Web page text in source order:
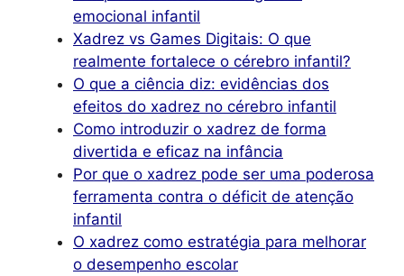
emocional infantil
Xadrez vs Games Digitais: O que
realmente fortalece o cérebro infantil?
O que a ciência diz: evidências dos
efeitos do xadrez no cérebro infantil
Como introduzir o xadrez de forma
divertida e eficaz na infância
Por que o xadrez pode ser uma poderosa
ferramenta contra o déficit de atenção
infantil
O xadrez como estratégia para melhorar
o desempenho escolar